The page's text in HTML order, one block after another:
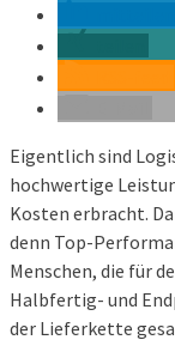
Eigentlich sind
hochwertige
Kosten erbracht.
denn Top-
Menschen, die für
Halbfertig- und
der Lieferkette